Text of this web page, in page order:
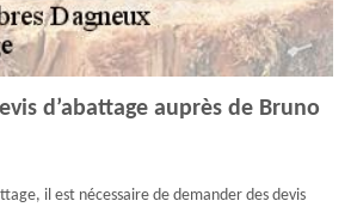
d’abattage auprès de Bruno
il est nécessaire de demander des devis